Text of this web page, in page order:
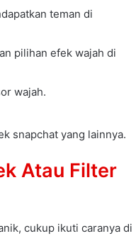
teman di
pilihan efek wajah di
wajah.
snapchat yang lainnya.
Atau Filter
cukup ikuti caranya di